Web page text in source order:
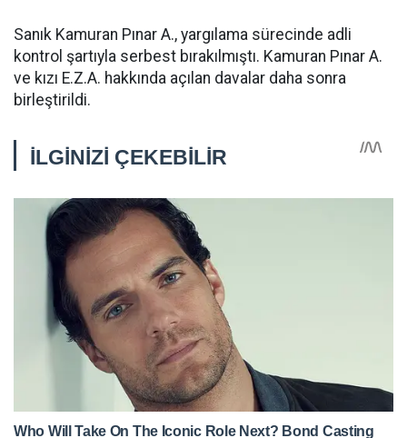
Sanık Kamuran Pınar A., yargılama sürecinde adli
kontrol şartıyla serbest bırakılmıştı. Kamuran Pınar A.
ve kızı E.Z.A. hakkında açılan davalar daha sonra
birleştirildi.